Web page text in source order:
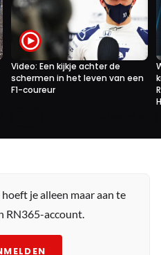
Video: Een kijkje achter de
schermen in het leven van een
F1-coureur
je alleen maar aan te
RN365-account.